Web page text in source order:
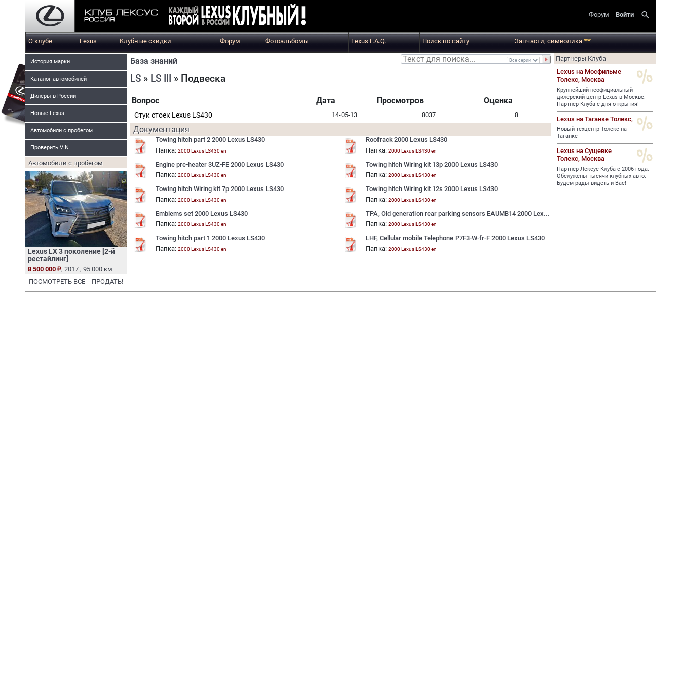
Форум Войти search
О клубе Lexus Клубные скидки Форум Фотоальбомы Lexus F.A.Q. Поиск по сайту Запчасти, символикаnew
История марки
Каталог автомобилей
Дилеры в России
Новые Lexus
Автомобили с пробегом
Проверить VIN
Автомобили с пробегом
Lexus LX 3 поколение [2-й
рестайлинг]
8 500 000
, 2017 , 95 000 км
ПОСМОТРЕТЬ ВСЕ
ПРОДАТЬ!
База знаний
LS» LS III » Подвеска
Вопрос Дата Просмотров Оценка
Стук стоек Lexus LS430 14-05-13 8037 8
Документация
Towing hitch part 2 2000 Lexus LS430
Папка: 2000 Lexus LS430 en
Roofrack 2000 Lexus LS430
Папка: 2000 Lexus LS430 en
Engine pre-heater 3UZ-FE 2000 Lexus LS430
Папка: 2000 Lexus LS430 en
Towing hitch Wiring kit 13p 2000 Lexus LS430
Папка: 2000 Lexus LS430 en
Towing hitch Wiring kit 7p 2000 Lexus LS430
Папка: 2000 Lexus LS430 en
Towing hitch Wiring kit 12s 2000 Lexus LS430
Папка: 2000 Lexus LS430 en
Emblems set 2000 Lexus LS430
Папка: 2000 Lexus LS430 en
TPA, Old generation rear parking sensors EAUMB14 2000 Lex...
Папка: 2000 Lexus LS430 en
Towing hitch part 1 2000 Lexus LS430
Папка: 2000 Lexus LS430 en
LHF, Cellular mobile Telephone P7F3-W-fr-F 2000 Lexus LS430
Папка: 2000 Lexus LS430 en
Партнеры Клуба
Lexus на Мосфильме
Толекс, Москва
Крупнейший неофициальный
дилерский центр Lexus в Москве.
Партнер Клуба с дня открытия!
Lexus на Таганке Толекс,
Новый техцентр Толекс на
Таганке
Lexus на Сущевке
Толекс, Москва
Партнер Лексус-Клуба с 2006 года.
Обслужены тысячи клубных авто.
Будем рады видеть и Вас!